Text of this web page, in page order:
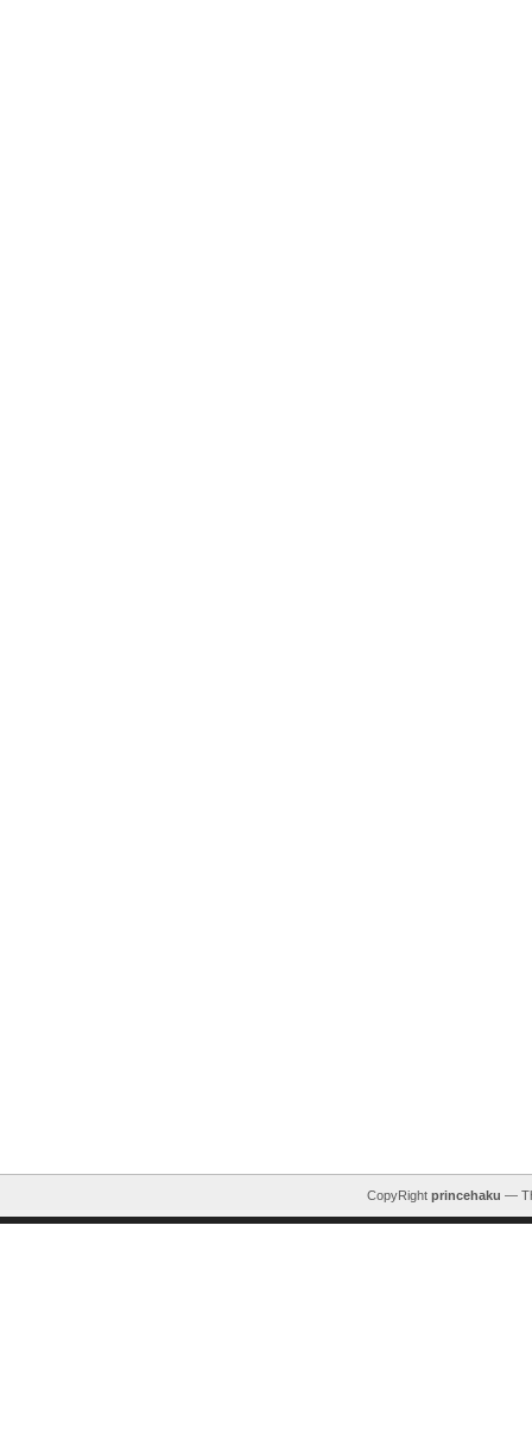
CopyRight princehaku —